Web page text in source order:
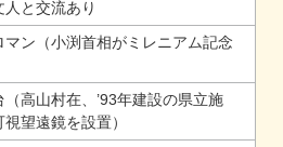
と交流あり
ン（小渕首相がミレニアム記念
高山村在、’93年建設の県立施
望遠鏡を設置）